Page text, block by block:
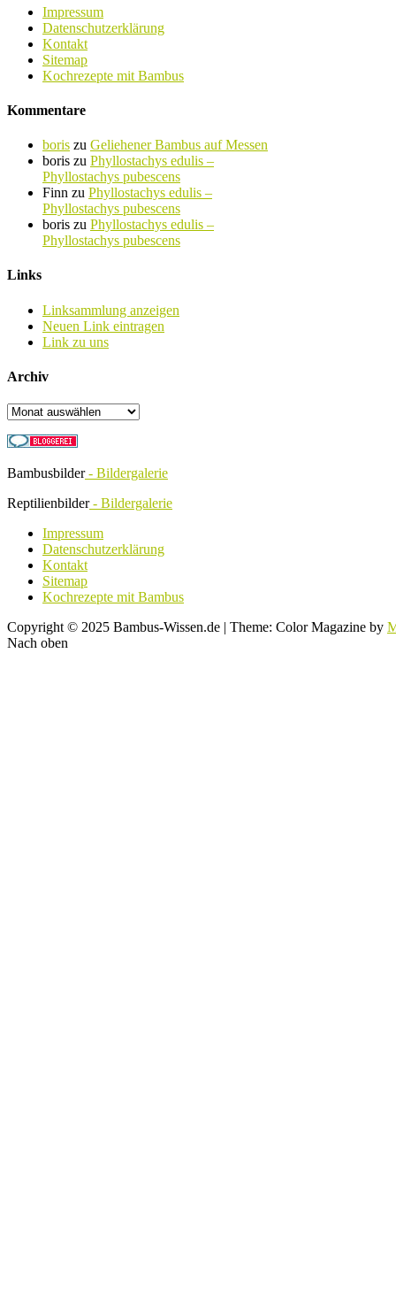
Impressum
Datenschutzerklärung
Kontakt
Sitemap
Kochrezepte mit Bambus
Kommentare
boris zu Geliehener Bambus auf Messen
boris zu Phyllostachys edulis –
Phyllostachys pubescens
Finn zu Phyllostachys edulis –
Phyllostachys pubescens
boris zu Phyllostachys edulis –
Phyllostachys pubescens
Links
Linksammlung anzeigen
Neuen Link eintragen
Link zu uns
Archiv
Archiv
Bambusbilder- Bildergalerie
Reptilienbilder- Bildergalerie
Impressum
Datenschutzerklärung
Kontakt
Sitemap
Kochrezepte mit Bambus
Copyright © 2025 Bambus-Wissen.de | Theme: Color Magazine by
Nach oben